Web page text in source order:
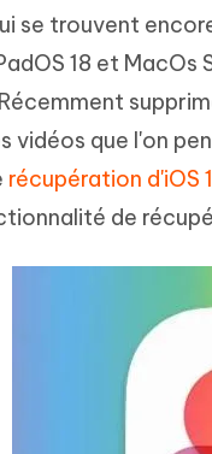
Mac
iAnyGo -
Changer
PC
Cleanup Pro
Nettoyer
l'IA
Tenorshare
en diagramme
se trouvent
18 et
vidéos que l'on
récupération d'iOS
de